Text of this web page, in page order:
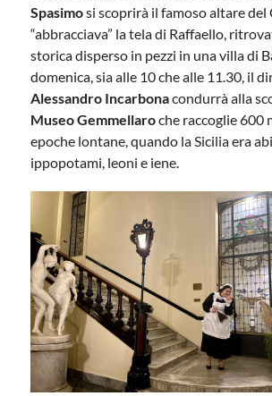
Spasimosi scoprirà il famoso altare del
“abbracciava” la tela di Raffaello,
storica disperso in pezzi in una villa di
domenica, sia alle 10 che alle 11.30, il
Alessandro Incarbonacondurrà alla
Museo Gemmellaroche raccoglie 600
epoche lontane, quando la Sicilia era
ippopotami, leoni e iene.